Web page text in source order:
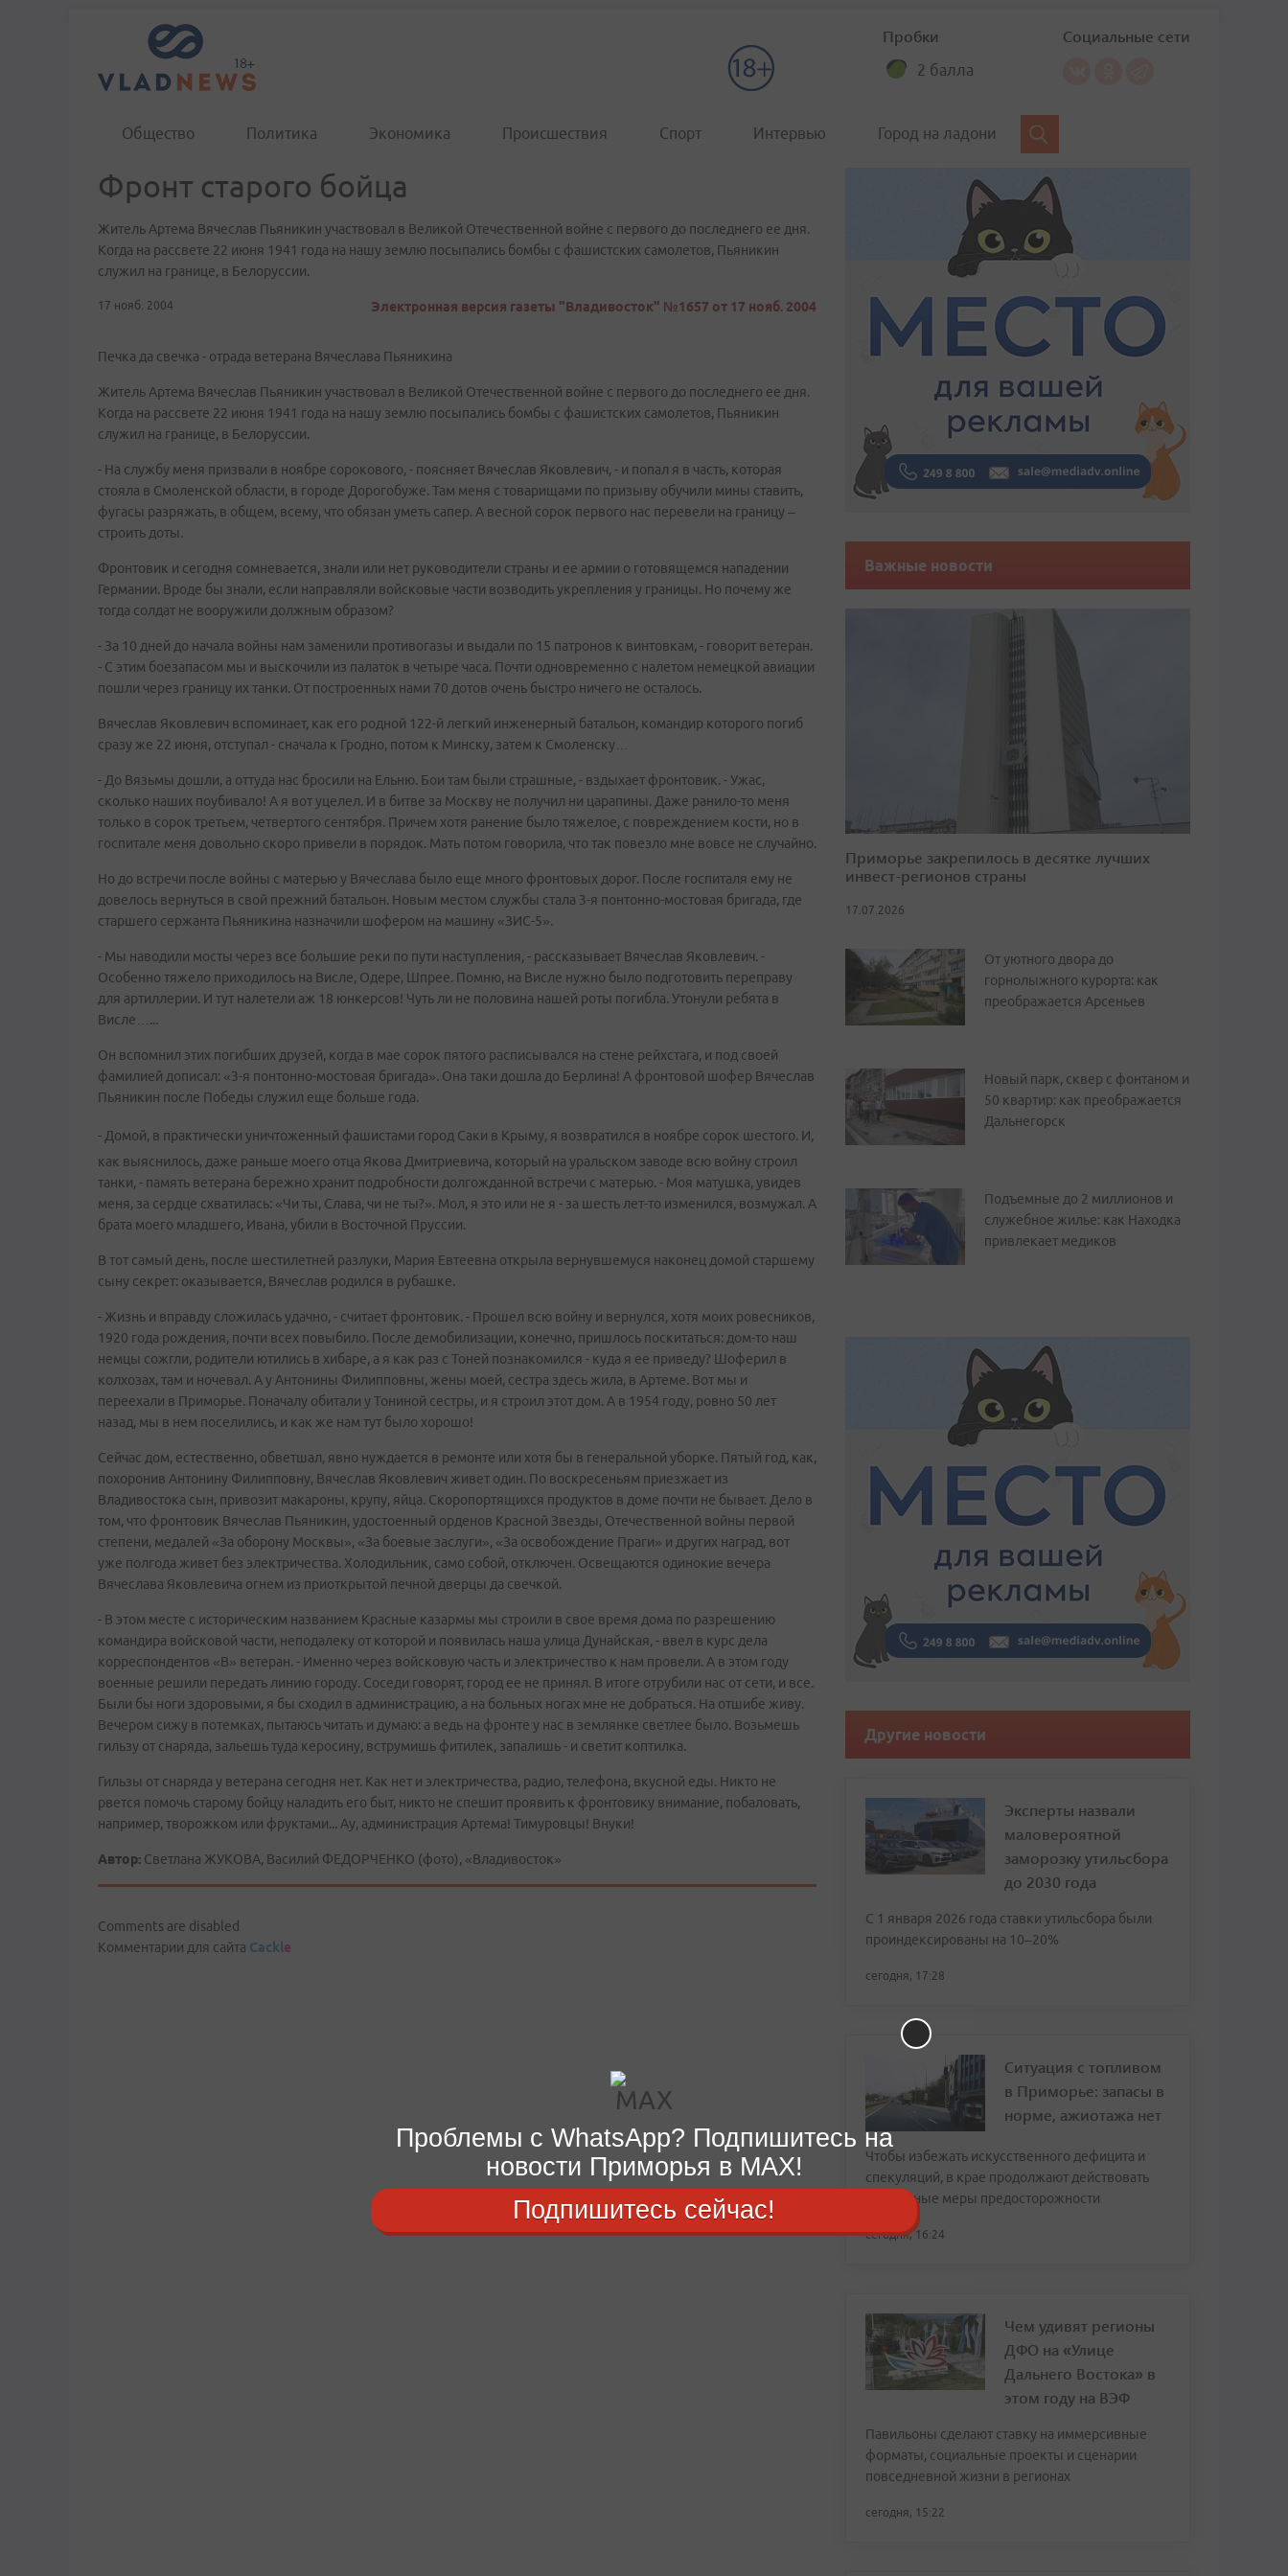
Пробки
2 балла
Социальные сети
Общество Политика Экономика Происшествия Спорт Интервью Город на ладони
Фронт старого бойца
Житель Артема Вячеслав Пьяникин участвовал в Великой Отечественной войне с первого до последнего ее дня.
Когда на рассвете 22 июня 1941 года на нашу землю посыпались бомбы с фашистских самолетов, Пьяникин
служил на границе, в Белоруссии.
17 нояб. 2004 Электронная версия газеты "Владивосток" №1657 от 17 нояб. 2004
Печка да свечка - отрада ветерана Вячеслава Пьяникина
Житель Артема Вячеслав Пьяникин участвовал в Великой Отечественной войне с первого до последнего ее дня.
Когда на рассвете 22 июня 1941 года на нашу землю посыпались бомбы с фашистских самолетов, Пьяникин
служил на границе, в Белоруссии.
- На службу меня призвали в ноябре сорокового, - поясняет Вячеслав Яковлевич, - и попал я в часть, которая
стояла в Смоленской области, в городе Дорогобуже. Там меня с товарищами по призыву обучили мины ставить,
фугасы разряжать, в общем, всему, что обязан уметь сапер. А весной сорок первого нас перевели на границу –
строить доты.
Фронтовик и сегодня сомневается, знали или нет руководители страны и ее армии о готовящемся нападении
Германии. Вроде бы знали, если направляли войсковые части возводить укрепления у границы. Но почему же
тогда солдат не вооружили должным образом?
- За 10 дней до начала войны нам заменили противогазы и выдали по 15 патронов к винтовкам, - говорит ветеран.
- С этим боезапасом мы и выскочили из палаток в четыре часа. Почти одновременно с налетом немецкой авиации
пошли через границу их танки. От построенных нами 70 дотов очень быстро ничего не осталось.
Вячеслав Яковлевич вспоминает, как его родной 122-й легкий инженерный батальон, командир которого погиб
сразу же 22 июня, отступал - сначала к Гродно, потом к Минску, затем к Смоленску…
- До Вязьмы дошли, а оттуда нас бросили на Ельню. Бои там были страшные, - вздыхает фронтовик. - Ужас,
сколько наших поубивало! А я вот уцелел. И в битве за Москву не получил ни царапины. Даже ранило-то меня
только в сорок третьем, четвертого сентября. Причем хотя ранение было тяжелое, с повреждением кости, но в
госпитале меня довольно скоро привели в порядок. Мать потом говорила, что так повезло мне вовсе не случайно.
Но до встречи после войны с матерью у Вячеслава было еще много фронтовых дорог. После госпиталя ему не
довелось вернуться в свой прежний батальон. Новым местом службы стала 3-я понтонно-мостовая бригада, где
старшего сержанта Пьяникина назначили шофером на машину «ЗИС-5».
- Мы наводили мосты через все большие реки по пути наступления, - рассказывает Вячеслав Яковлевич. -
Особенно тяжело приходилось на Висле, Одере, Шпрее. Помню, на Висле нужно было подготовить переправу
для артиллерии. И тут налетели аж 18 юнкерсов! Чуть ли не половина нашей роты погибла. Утонули ребята в
Висле…...
Он вспомнил этих погибших друзей, когда в мае сорок пятого расписывался на стене рейхстага, и под своей
фамилией дописал: «3-я понтонно-мостовая бригада». Она таки дошла до Берлина! А фронтовой шофер Вячеслав
Пьяникин после Победы служил еще больше года.
- Домой, в практически уничтоженный фашистами город Саки в Крыму, я возвратился в ноябре сорок шестого. И,
как выяснилось, даже раньше моего отца Якова Дмитриевича, который на уральском заводе всю войну строил
танки, - память ветерана бережно хранит подробности долгожданной встречи с матерью. - Моя матушка, увидев
меня, за сердце схватилась: «Чи ты, Слава, чи не ты?». Мол, я это или не я - за шесть лет-то изменился, возмужал. А
брата моего младшего, Ивана, убили в Восточной Пруссии.
В тот самый день, после шестилетней разлуки, Мария Евтеевна открыла вернувшемуся наконец домой старшему
сыну секрет: оказывается, Вячеслав родился в рубашке.
- Жизнь и вправду сложилась удачно, - считает фронтовик. - Прошел всю войну и вернулся, хотя моих ровесников,
1920 года рождения, почти всех повыбило. После демобилизации, конечно, пришлось поскитаться: дом-то наш
немцы сожгли, родители ютились в хибаре, а я как раз с Тоней познакомился - куда я ее приведу? Шоферил в
колхозах, там и ночевал. А у Антонины Филипповны, жены моей, сестра здесь жила, в Артеме. Вот мы и
переехали в Приморье. Поначалу обитали у Тониной сестры, и я строил этот дом. А в 1954 году, ровно 50 лет
назад, мы в нем поселились, и как же нам тут было хорошо!
Сейчас дом, естественно, обветшал, явно нуждается в ремонте или хотя бы в генеральной уборке. Пятый год, как,
похоронив Антонину Филипповну, Вячеслав Яковлевич живет один. По воскресеньям приезжает из
Владивостока сын, привозит макароны, крупу, яйца. Скоропортящихся продуктов в доме почти не бывает. Дело в
том, что фронтовик Вячеслав Пьяникин, удостоенный орденов Красной Звезды, Отечественной войны первой
степени, медалей «За оборону Москвы», «За боевые заслуги», «За освобождение Праги» и других наград, вот
уже полгода живет без электричества. Холодильник, само собой, отключен. Освещаются одинокие вечера
Вячеслава Яковлевича огнем из приоткрытой печной дверцы да свечкой.
- В этом месте с историческим названием Красные казармы мы строили в свое время дома по разрешению
командира войсковой части, неподалеку от которой и появилась наша улица Дунайская, - ввел в курс дела
корреспондентов «В» ветеран. - Именно через войсковую часть и электричество к нам провели. А в этом году
военные решили передать линию городу. Соседи говорят, город ее не принял. В итоге отрубили нас от сети, и все.
Были бы ноги здоровыми, я бы сходил в администрацию, а на больных ногах мне не добраться. На отшибе живу.
Вечером сижу в потемках, пытаюсь читать и думаю: а ведь на фронте у нас в землянке светлее было. Возьмешь
гильзу от снаряда, зальешь туда керосину, вструмишь фитилек, запалишь - и светит коптилка.
Гильзы от снаряда у ветерана сегодня нет. Как нет и электричества, радио, телефона, вкусной еды. Никто не
рвется помочь старому бойцу наладить его быт, никто не спешит проявить к фронтовику внимание, побаловать,
например, творожком или фруктами... Ау, администрация Артема! Тимуровцы! Внуки!
Автор: Светлана ЖУКОВА, Василий ФЕДОРЧЕНКО (фото), «Владивосток»
Comments are disabled
Комментарии для сайта Cackle
Важные новости
Приморье закрепилось в десятке лучших
инвест-регионов страны
17.07.2026
От уютного двора до
горнолыжного курорта: как
преображается Арсеньев
Новый парк, сквер с фонтаном и
50 квартир: как преображается
Дальнегорск
Подъемные до 2 миллионов и
служебное жилье: как Находка
привлекает медиков
Другие новости
Эксперты назвали
маловероятной
заморозку утильсбора
до 2030 года
С 1 января 2026 года ставки утильсбора были
проиндексированы на 10–20%
сегодня, 17:28
Ситуация с топливом
в Приморье: запасы в
норме, ажиотажа нет
Чтобы избежать искусственного дефицита и
спекуляций, в крае продолжают действовать
временные меры предосторожности
сегодня, 16:24
Чем удивят регионы
ДФО на «Улице
Дальнего Востока» в
этом году на ВЭФ
Павильоны сделают ставку на иммерсивные
форматы, социальные проекты и сценарии
повседневной жизни в регионах
сегодня, 15:22
Проблемы с WhatsApp? Подпишитесь на
новости Приморья в MAX!
Подпишитесь сейчас!